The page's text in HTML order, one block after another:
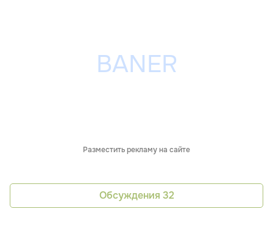
Разместить рекламу на сайте
Обсуждения 32